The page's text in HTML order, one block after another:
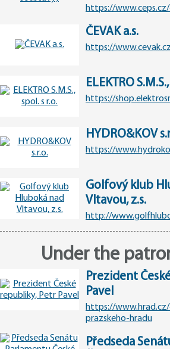
https://
ČEVAK a.s.
https://
ELEKTRO
https://
HYDRO&KOV
https://
Golfový klub
Vltavou, z.s.
http://
Under the
Prezident
Pavel
https://
prazskeho-hradu
Předseda